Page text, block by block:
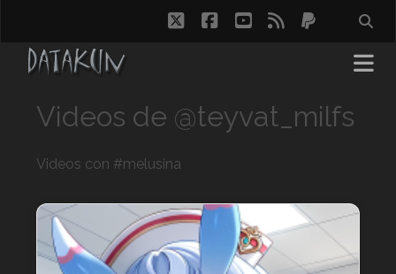
twitterfacebook
youtube
rss paypal
Videos de @teyvat_milfs
Videos con #melusina